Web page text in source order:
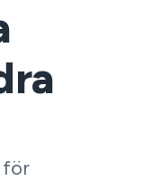
för